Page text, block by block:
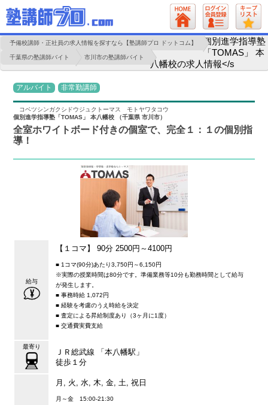
予備校講師・正社員の求人情報を探すなら【塾講師プロ ドットコム】
千葉県の塾講師バイト 市川市の塾講師バイト
個別進学指導塾
「TOMAS」 本
八幡校の求人情報</s
アルバイト 非常勤講師
コベツシンガクシドウジュクトーマス モトヤワタコウ
個別進学指導塾「TOMAS」 本八幡校 （千葉県 市川市）
全室ホワイトボード付きの個室で、完全１：１の個別指
導！
給与
【１コマ】 90分 2500円～4100円
■ 1コマ(90分)あたり3,750円～6,150円
※実際の授業時間は80分です。準備業務等10分も勤務時間として給与
が発生します。
■ 事務時給 1,072円
■ 経験を考慮のうえ時給を決定
■ 査定による昇給制度あり（3ヶ月に1度）
■ 交通費実費支給
最寄り
ＪＲ総武線 「本八幡駅」
徒歩１分
月, 火, 水, 木, 金, 土, 祝日
月～金 15:00-21:30